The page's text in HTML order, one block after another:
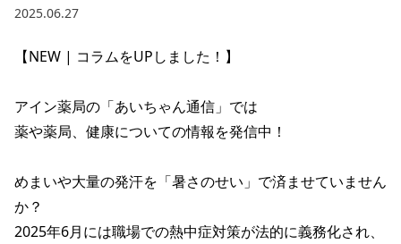
2025.06.27
【NEW | コラムをUPしました！】
アイン薬局の「あいちゃん通信」では
薬や薬局、健康についての情報を発信中！
めまいや大量の発汗を「暑さのせい」で済ませていません
か？
2025年6月には職場での熱中症対策が法的に義務化され、